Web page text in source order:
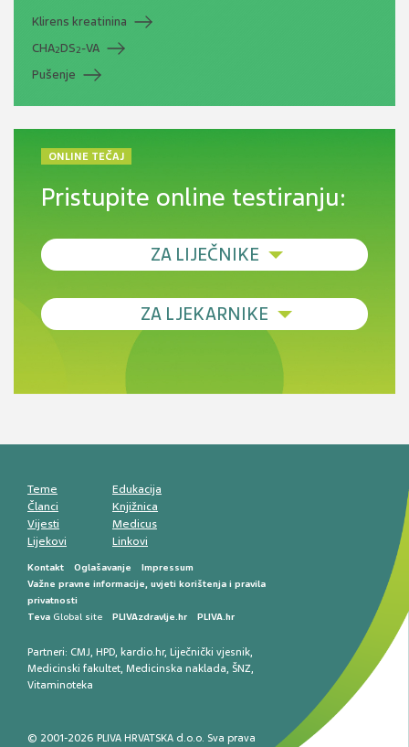
Klirens kreatinina
CHA2DS2-VA
Pušenje
ONLINE TEČAJ
Pristupite online testiranju:
ZA LIJEČNIKE
Debljina - od prevencije do personalizirane
Novi pogled na migrenu: komorbiditeti, spolne
razlike i nove terapije
smetnji do rane onkološke dijagnostike
ZA LJEKARNIKE
Antikoagulansi u ljekarničkoj praksi –
Teme
Članci
Vijesti
Lijekovi
Edukacija
Knjižnica
Medicus
Linkovi
Kontakt Oglašavanje
Impressum
Važne pravne informacije, uvjeti korištenja i pravila
privatnosti
Teva Global site PLIVAzdravlje.hr PLIVA.hr
Partneri: CMJ, HPD, kardio.hr, Liječnički vjesnik,
Medicinski fakultet, Medicinska naklada, ŠNZ,
Vitaminoteka
© 2001-2026 PLIVA HRVATSKA d.o.o. Sva prava